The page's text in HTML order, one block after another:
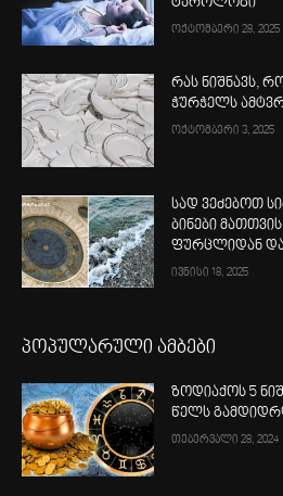
ტაროლოგი
ოქტომბერი 28, 2025
რას ნიშნავს,
ჭურჭელს
ოქტომბერი 3, 2025
სად ვეძებოთ
ბინები
ფურცლიდან
ივნისი 18, 2025
პოპულარული ამბები
ზოდიაქოს 5
წელს
თებერვალი 28, 2024